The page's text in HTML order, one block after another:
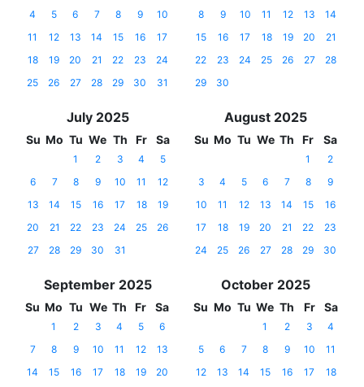
4
5 6 7 8 9
10
11
12 13 14 15 16
17
18
19 20 21 22 23
24
25
26 27 28 29 30 31
8
9 10 11 12 13
14
15
16 17 18 19 20
21
22
23 24 25 26 27
28
29
30
July 2025
Su Mo Tu We Th Fr Sa
1 2 3 4
5
6
7 8 9 10 11
12
13
14 15 16 17 18
19
20
21 22 23 24 25
26
27
28 29 30 31
August 2025
Su Mo Tu We Th Fr Sa
1
2
3
4 5 6 7 8
9
10
11 12 13 14 15
16
17
18 19 20 21 22
23
24
25 26 27 28 29 30
September 2025
Su Mo Tu We Th Fr Sa
1 2 3 4 5
6
7
8 9 10 11 12
13
14
15 16 17 18 19
20
October 2025
Su Mo Tu We Th Fr Sa
1 2 3
4
5
6 7 8 9 10
11
12
13 14 15 16 17
18